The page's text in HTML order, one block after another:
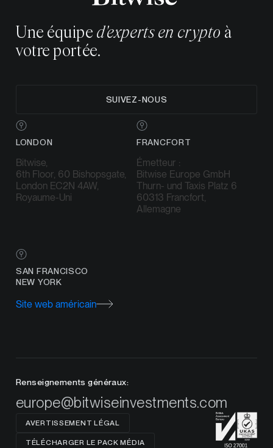
Une équipe d'experts en crypto à
votre portée.
SUIVEZ-NOUS
LONDON
Bitwise,
6th Floor, 60 Bishopsgate,
London EC2N 4AW,
Royaume-Uni
FRANCFORT
Émetteur :
Bitwise Europe GmbH
Thurn- und Taxis Platz 6
60313 Francfort,
Allemagne
SAN FRANCISCO
NEW YORK
Site web américain
Renseignements généraux:
europe@bitwiseinvestments.com
AVERTISSEMENT LÉGAL
TÉLÉCHARGER LE PACK MÉDIA